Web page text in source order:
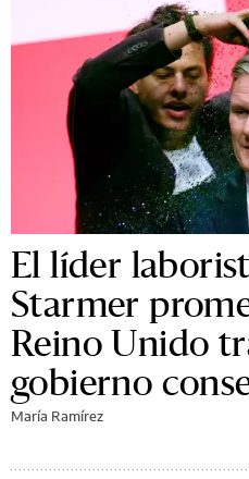
El líder
Starmer
Reino Unido
gobierno
María Ramírez